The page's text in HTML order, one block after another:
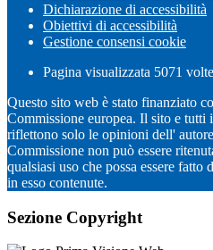
Dichiarazione di accessibilità
Obiettivi di accessibilità
Gestione consensi cookie
Pagina visualizzata 5071 volte
Questo sito web è stato finanziato
Commissione europea. Il sito e tutti
riflettono solo le opinioni dell'
Commissione non può essere
qualsiasi uso che possa essere fatto
in esso contenute.
Sezione Copyright